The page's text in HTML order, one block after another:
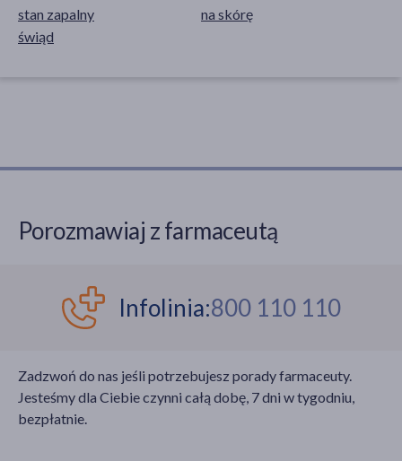
stan zapalny
świąd
na skórę
Porozmawiaj z farmaceutą
Infolinia:800 110 110
Zadzwoń do nas jeśli potrzebujesz porady farmaceuty.
Jesteśmy dla Ciebie czynni całą dobę, 7 dni w tygodniu,
bezpłatnie.